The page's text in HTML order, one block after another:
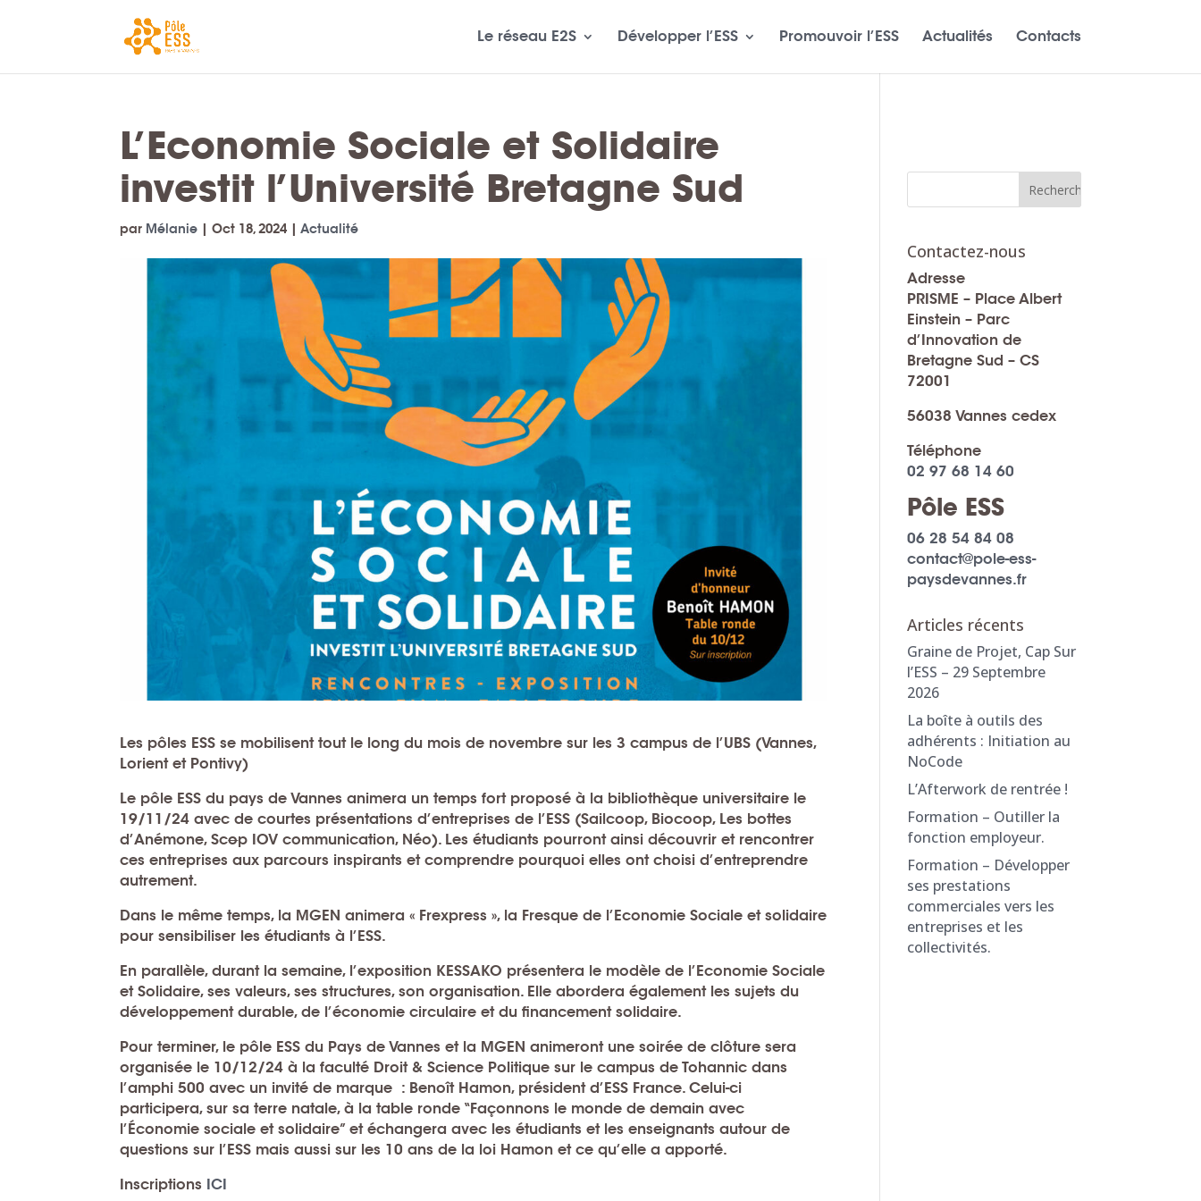
Le réseau E2S Développer l’ESS Promouvoir l’ESS Actualités Contacts
L’Economie Sociale et Solidaire
investit l’Université Bretagne Sud
par Mélanie |Oct 18, 2024 |Actualité
Les pôles ESS se mobilisent tout le long du mois de novembre sur les 3 campus de l’UBS (Vannes,
Lorient et Pontivy)
Le pôle ESS du pays de Vannes animera un temps fort proposé à la bibliothèque universitaire le
19/11/24 avec de courtes présentations d’entreprises de l’ESS (Sailcoop, Biocoop, Les bottes
d’Anémone, Scop IOV communication, Néo). Les étudiants pourront ainsi découvrir et rencontrer
ces entreprises aux parcours inspirants et comprendre pourquoi elles ont choisi d’entreprendre
autrement.
Dans le même temps, la MGEN animera « Frexpress », la Fresque de l’Economie Sociale et solidaire
pour sensibiliser les étudiants à l’ESS.
En parallèle, durant la semaine, l’exposition KESSAKO présentera le modèle de l’Economie Sociale
et Solidaire, ses valeurs, ses structures, son organisation. Elle abordera également les sujets du
développement durable, de l’économie circulaire et du financement solidaire.
Pour terminer, le pôle ESS du Pays de Vannes et la MGEN animeront une soirée de clôture sera
organisée le 10/12/24 à la faculté Droit & Science Politique sur le campus de Tohannic dans
l’amphi 500 avec un invité de marque : Benoît Hamon, président d’ESS France. Celui-ci
participera, sur sa terre natale, à la table ronde “Façonnons le monde de demain avec
l’Économie sociale et solidaire” et échangera avec les étudiants et les enseignants autour de
questions sur l’ESS mais aussi sur les 10 ans de la loi Hamon et ce qu’elle a apporté.
Inscriptions ICI
Contactez-nous
Adresse
PRISME – Place Albert
Einstein – Parc
d’Innovation de
Bretagne Sud – CS
72001
56038 Vannes cedex
Téléphone
02 97 68 14 60
Pôle ESS
06 28 54 84 08
contact@pole-ess-
paysdevannes.fr
Articles récents
Graine de Projet, Cap Sur
l’ESS – 29 Septembre
2026
La boîte à outils des
adhérents : Initiation au
NoCode
L’Afterwork de rentrée !
Formation – Outiller la
fonction employeur.
Formation – Développer
ses prestations
commerciales vers les
entreprises et les
collectivités.